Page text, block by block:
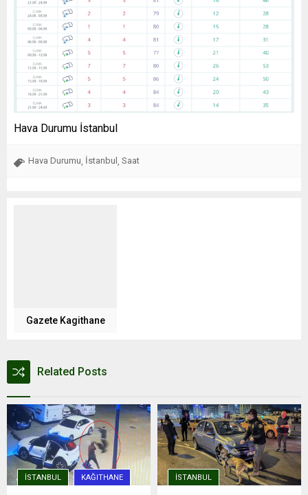
Hava Durumu İstanbul
Hava Durumu, İstanbul , Saat
Gazete Kagithane
Related Posts
İSTANBUL KAĞITHANE İSTANBUL